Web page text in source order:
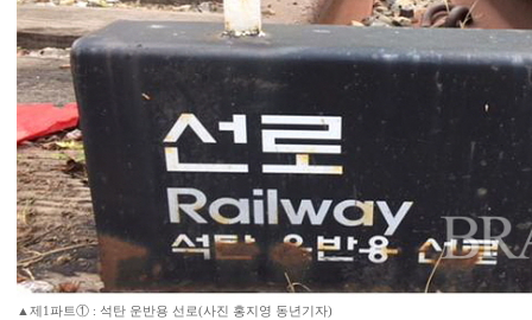
▲제1파트① : 석탄 운반용 선로(사진 홍지영 동년기자)